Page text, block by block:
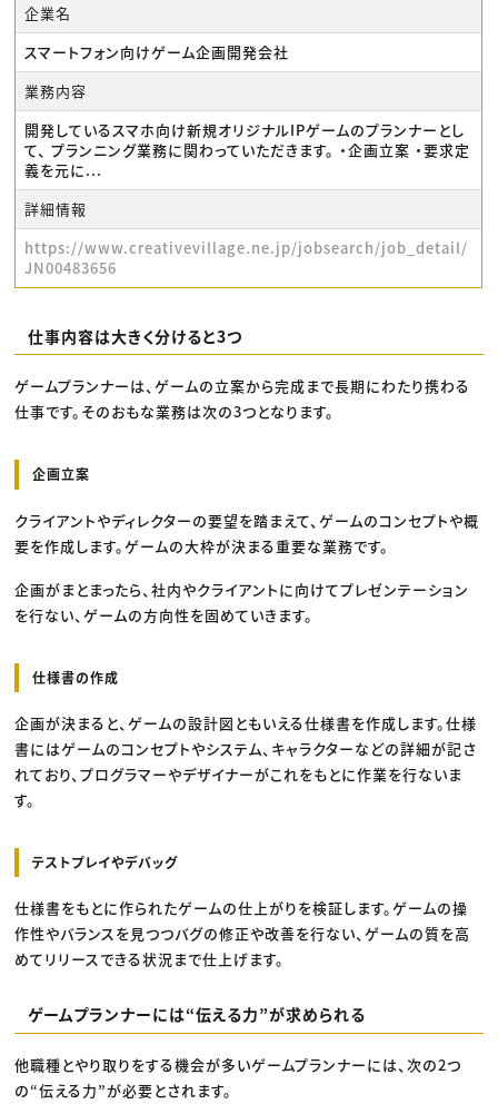
企業名
スマートフォン向けゲーム企画開発会社
業務内容
開発しているスマホ向け新規オリジナルIPゲームのプランナーとし
て、 プランニング業務に関わっていただきます。 ・企画立案 ・要求定
義を元に...
詳細情報
https://www.creativevillage.ne.jp/jobsearch/job_detail/
JN00483656
仕事内容は大きく分けると3つ
ゲームプランナーは、ゲームの立案から完成まで長期にわたり携わる
仕事です。そのおもな業務は次の3つとなります。
企画立案
クライアントやディレクターの要望を踏まえて、ゲームのコンセプトや概
要を作成します。ゲームの大枠が決まる重要な業務です。
企画がまとまったら、社内やクライアントに向けてプレゼンテーション
を行ない、ゲームの方向性を固めていきます。
仕様書の作成
企画が決まると、ゲームの設計図ともいえる仕様書を作成します。仕様
書にはゲームのコンセプトやシステム、キャラクターなどの詳細が記さ
れており、プログラマーやデザイナーがこれをもとに作業を行ないま
す。
テストプレイやデバッグ
仕様書をもとに作られたゲームの仕上がりを検証します。ゲームの操
作性やバランスを見つつバグの修正や改善を行ない、ゲームの質を高
めてリリースできる状況まで仕上げます。
ゲームプランナーには“伝える力”が求められる
他職種とやり取りをする機会が多いゲームプランナーには、次の2つ
の“伝える力”が必要とされます。